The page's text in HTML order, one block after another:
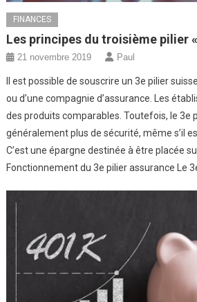
FINANCES
Les principes du troisième pilier
21 novembre 2019 Paul
Il est possible de souscrire un 3e pilier
ou d’une compagnie d’assurance. Les
des produits comparables. Toutefois, le 3e
généralement plus de sécurité, même s’il
C’est une épargne destinée à être placée
Fonctionnement du 3e pilier assurance Le